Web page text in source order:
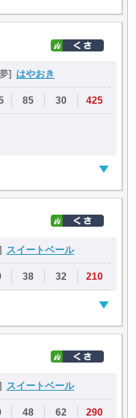
] はやおき
85 30 425
スイートベール
38 32 210
スイートベール
48 62 290